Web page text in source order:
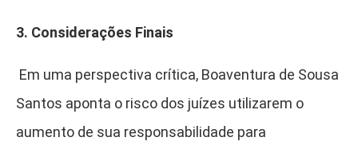
3. Considerações Finais
Em uma perspectiva crítica, Boaventura de Sousa
Santos aponta o risco dos juízes utilizarem o
aumento de sua responsabilidade para